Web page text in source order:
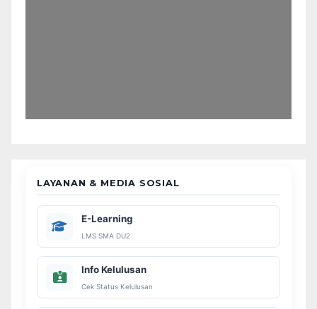
LAYANAN & MEDIA SOSIAL
E-Learning
LMS SMA DU2
Info Kelulusan
Cek Status Kelulusan